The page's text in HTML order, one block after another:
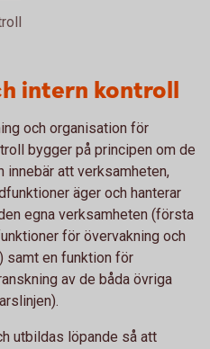
intern kontroll
och organisation för
bygger på principen om de
innebär att verksamheten,
äger och hanterar
egna verksamheten (första
för övervakning och
samt en funktion för
av de båda övriga
utbildas löpande så att